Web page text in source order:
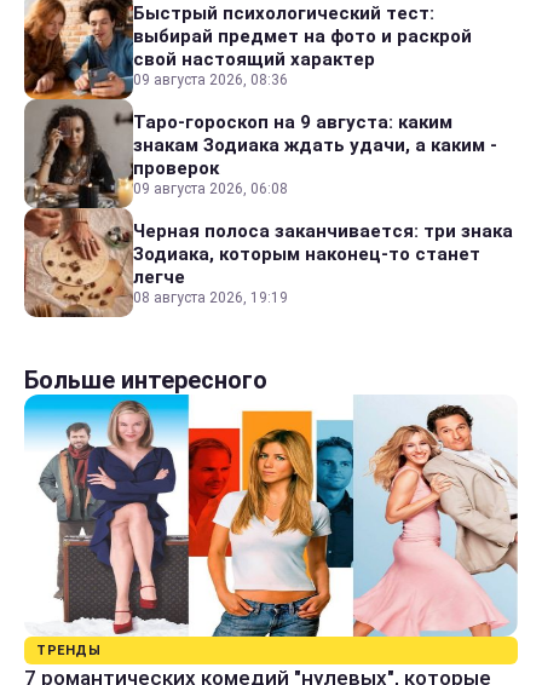
Быстрый психологический тест:
выбирай предмет на фото и раскрой
свой настоящий характер
09 августа 2026, 08:36
Таро-гороскоп на 9 августа: каким
знакам Зодиака ждать удачи, а каким -
проверок
09 августа 2026, 06:08
Черная полоса заканчивается: три знака
Зодиака, которым наконец-то станет
легче
08 августа 2026, 19:19
Больше интересного
ТРЕНДЫ
7 романтических комедий "нулевых", которые